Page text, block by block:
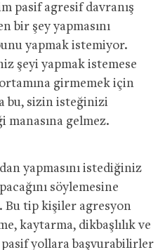
pasif agresif davranış
bir şey yapmasını
yapmak istemiyor.
şeyi yapmak istemese
girmemek için
bu, sizin isteğinizi
manasına gelmez.
yapmasını istediğiniz
söylemesine
Bu tip kişiler agresyon
kaytarma, dikbaşlılık ve
yollara başvurabilirler